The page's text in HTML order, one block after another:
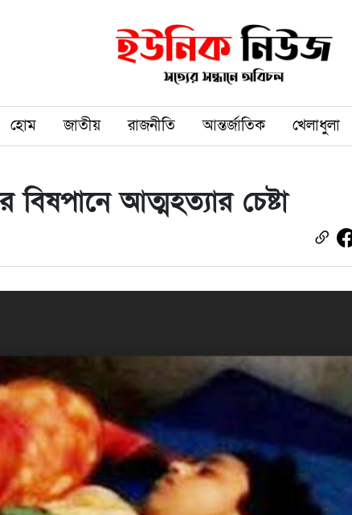
হোম জাতীয় রাজনীতি আন্তর্জাতিক খেলাধুলা
বিষপানে আত্মহত্যার চেষ্টা